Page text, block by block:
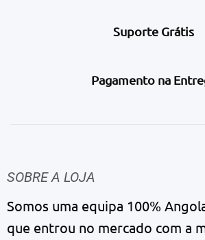
Suporte Grátis
Pagamento na
SOBRE A LOJA
Somos uma equipa 100%
que entrou no mercado com a